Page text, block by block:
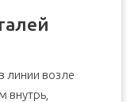
линии возле
внутрь,